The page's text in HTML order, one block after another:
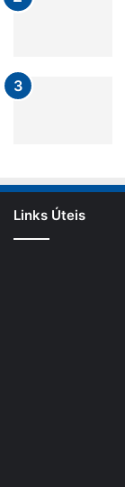
Links Úteis